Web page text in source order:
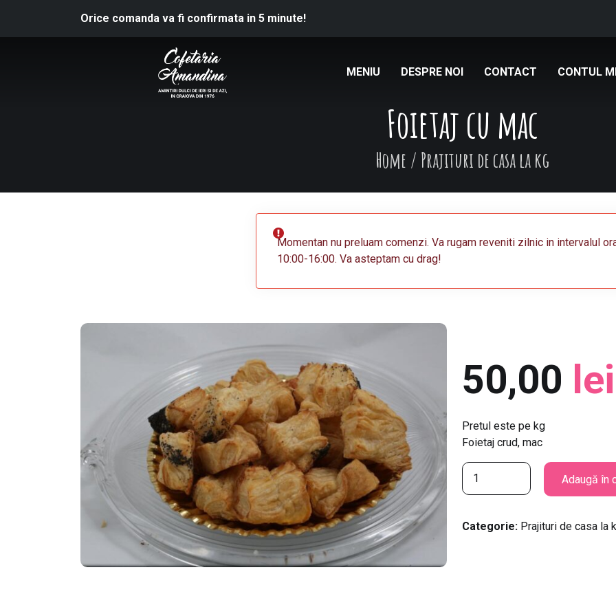
Orice comanda va fi confirmata in 5 minute!
MENIU DESPRE NOI CONTACT CONTUL
Foietaj cu mac
Home / Prajituri de casa la kg
Momentan nu preluam comenzi. Va rugam reveniti zilnic in intervalul
10:00-16:00. Va asteptam cu drag!
50,00 lei
Pretul este pe kg
Foietaj crud, mac
C
a
t
Adaugă în
Categorie: Prajituri de casa la